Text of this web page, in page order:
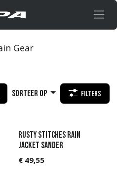
Gear
Sorteer op Filters
Rusty Stitches Rain
Jacket Sander
€ 49,55